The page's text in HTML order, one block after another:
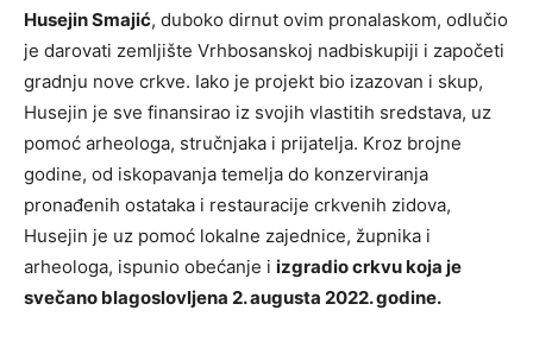
Husejin Smajić, duboko dirnut ovim pronalaskom, odlučio
je darovati zemljište Vrhbosanskoj nadbiskupiji i započeti
gradnju nove crkve. Iako je projekt bio izazovan i skup,
Husejin je sve finansirao iz svojih vlastitih sredstava, uz
pomoć arheologa, stručnjaka i prijatelja. Kroz brojne
godine, od iskopavanja temelja do konzerviranja
pronađenih ostataka i restauracije crkvenih zidova,
Husejin je uz pomoć lokalne zajednice, župnika i
arheologa, ispunio obećanje i izgradio crkvu koja je
svečano blagoslovljena 2. augusta 2022. godine.